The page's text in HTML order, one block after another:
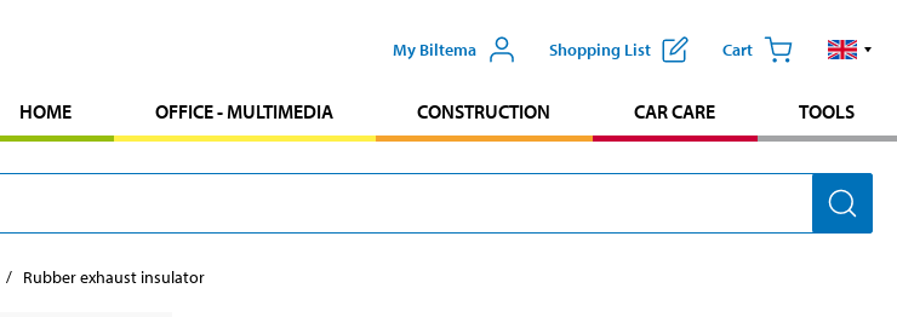
My Biltema Shopping List Cart
HOME OFFICE - MULTIMEDIA CONSTRUCTION CAR CARE TOOLS
Rubber exhaust insulator